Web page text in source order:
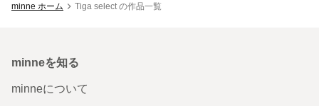
minne ホーム Tiga select の作品一覧
minneを知る
minneについて